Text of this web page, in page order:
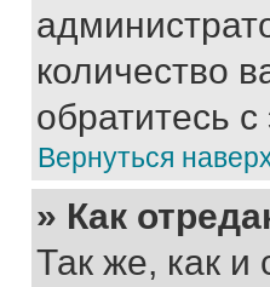
количество
обратитесь
Вернуться
» Как
Так же, как и